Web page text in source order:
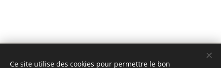
Ce site utilise des cookies pour permettre le bon